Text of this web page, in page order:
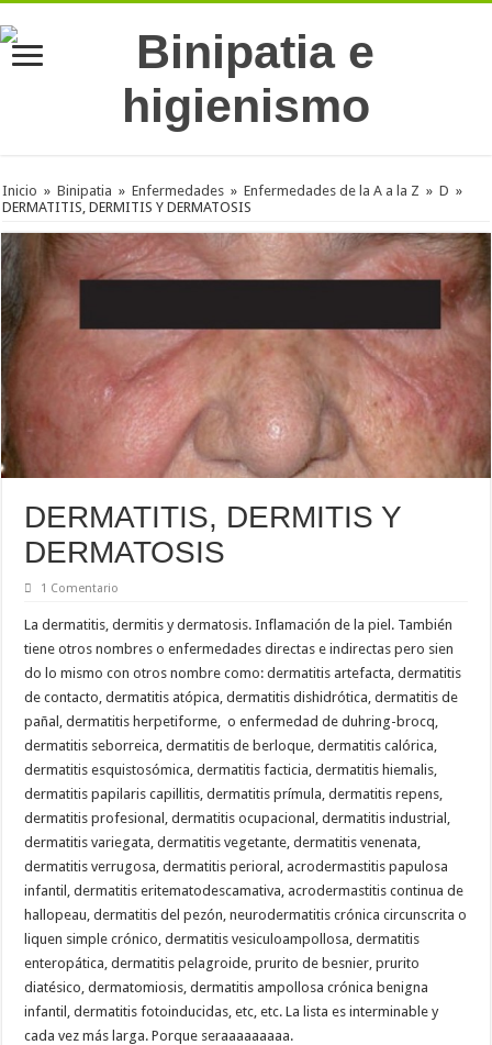
Inicio » Binipatia » Enfermedades » Enfermedades de la A a la Z » D »
DERMATITIS, DERMITIS Y DERMATOSIS
DERMATITIS, DERMITIS Y
DERMATOSIS
1 Comentario
La dermatitis, dermitis y dermatosis. Inflamación de la piel. También
tiene otros nombres o enfermedades directas e indirectas pero sien
do lo mismo con otros nombre como: dermatitis artefacta, dermatitis
de contacto, dermatitis atópica, dermatitis dishidrótica, dermatitis de
pañal, dermatitis herpetiforme, o enfermedad de duhring-brocq,
dermatitis seborreica, dermatitis de berloque, dermatitis calórica,
dermatitis esquistosómica, dermatitis facticia, dermatitis hiemalis,
dermatitis papilaris capillitis, dermatitis prímula, dermatitis repens,
dermatitis profesional, dermatitis ocupacional, dermatitis industrial,
dermatitis variegata, dermatitis vegetante, dermatitis venenata,
dermatitis verrugosa, dermatitis perioral, acrodermastitis papulosa
infantil, dermatitis eritematodescamativa, acrodermastitis continua de
hallopeau, dermatitis del pezón, neurodermatitis crónica circunscrita o
liquen simple crónico, dermatitis vesiculoampollosa, dermatitis
enteropática, dermatitis pelagroide, prurito de besnier, prurito
diatésico, dermatomiosis, dermatitis ampollosa crónica benigna
infantil, dermatitis fotoinducidas, etc, etc. La lista es interminable y
cada vez más larga. Porque seraaaaaaaaa.